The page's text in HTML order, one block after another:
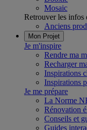
Mosaic
Retrouver les infos
Anciens
Mon Projet
Je m'inspire
Rendre ma
Recharger
Inspirations
Inspirations
Je me prépare
La Norme
Rénovation
Conseils et
Guides